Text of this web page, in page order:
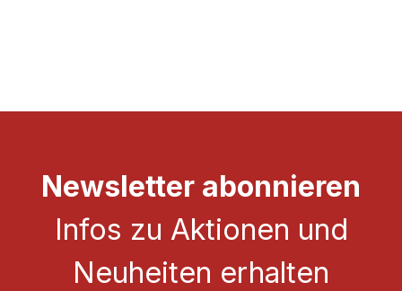
Newsletter abonnieren
Infos zu Aktionen und
Neuheiten erhalten